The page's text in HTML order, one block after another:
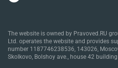
The website is owned by Pravoved.RU
Ltd. operates the website and provides
number 1187746238536, 143026,
Skolkovo, Bolshoy ave., house 42